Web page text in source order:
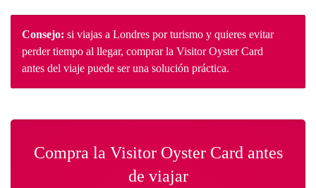
Consejo: si viajas a Londres por turismo y quieres evitar
perder tiempo al llegar, comprar la Visitor Oyster Card
antes del viaje puede ser una solución práctica.
Compra la Visitor Oyster Card antes
de viajar